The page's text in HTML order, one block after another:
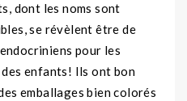
dont les noms sont
se révèlent être de
pour les
enfants! Ils ont bon
emballages bien colorés